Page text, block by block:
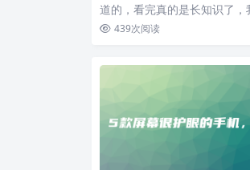
道的，看完真的是长知识了，
很多朋友都比较…
439次阅读